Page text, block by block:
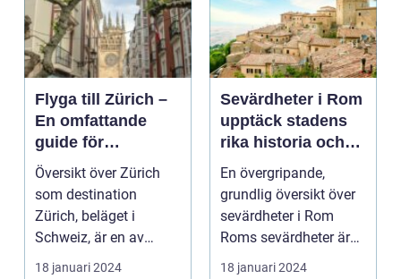
Flyga till Zürich –
En omfattande
guide för
resenärer
Översikt över Zürich
som destination
Zürich, beläget i
Schweiz, är en av
Europas mest
18 januari 2024
Sevärdheter i Rom
upptäck stadens
rika historia och
kulturella skatter
En övergripande,
grundlig översikt över
sevärdheter i Rom
Roms sevärdheter är
känt över hela världe...
18 januari 2024